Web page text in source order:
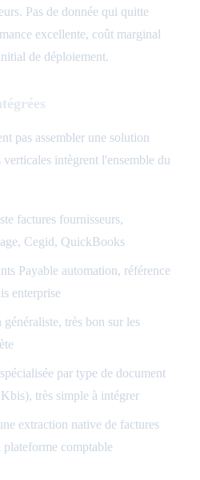
Pas de donnée qui quitte
excellente, coût marginal
de déploiement.
pas assembler une solution
intègrent l'ensemble du
factures fournisseurs,
Cegid, QuickBooks
Payable automation, référence
enterprise
généraliste, très bon sur les
par type de document
très simple à intégrer
extraction native de factures
comptable